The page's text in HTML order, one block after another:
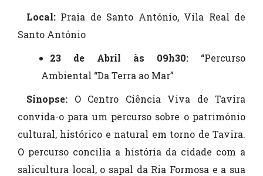
Local: Praia de Santo António, Vila Real de
Santo António
23 de Abril às 09h30: “Percurso
Ambiental “Da Terra ao Mar”
Sinopse: O Centro Ciência Viva de Tavira
convida-o para um percurso sobre o património
cultural, histórico e natural em torno de Tavira.
O percurso concilia a história da cidade com a
salicultura local, o sapal da Ria Formosa e a sua